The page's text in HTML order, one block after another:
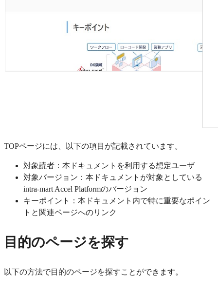
TOPページには、以下の項目が記載されています。
対象読者：本ドキュメントを利用する想定ユーザ
対象バージョン：本ドキュメントが対象としている
intra-mart Accel Platformのバージョン
キーポイント：本ドキュメント内で特に重要なポイン
トと関連ページへのリンク
目的のページを探す
以下の方法で目的のページを探すことができます。